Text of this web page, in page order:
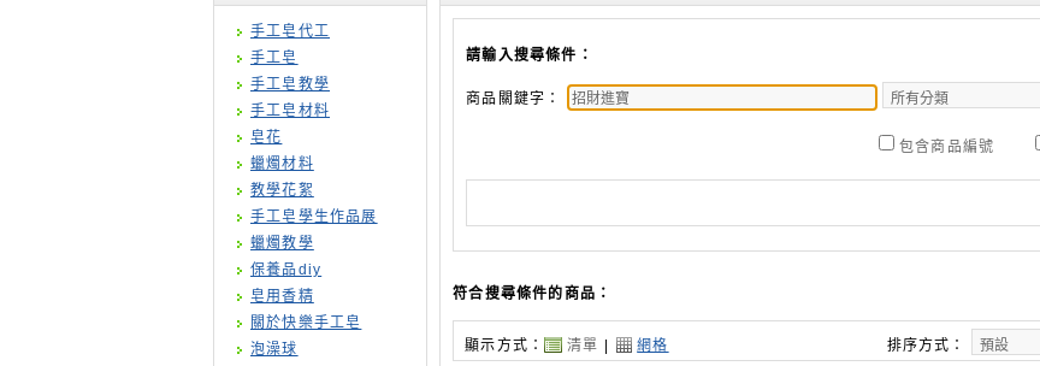
手工皂代工
手工皂
手工皂教學
手工皂材料
皂花
蠟燭材料
教學花絮
手工皂學生作品展
蠟燭教學
保養品diy
皂用香精
關於快樂手工皂
泡澡球
請輸入搜尋條件：
商品關鍵字：
包含商品編號
符合搜尋條件的商品：
顯示方式： 清單 | 網格 排序方式：